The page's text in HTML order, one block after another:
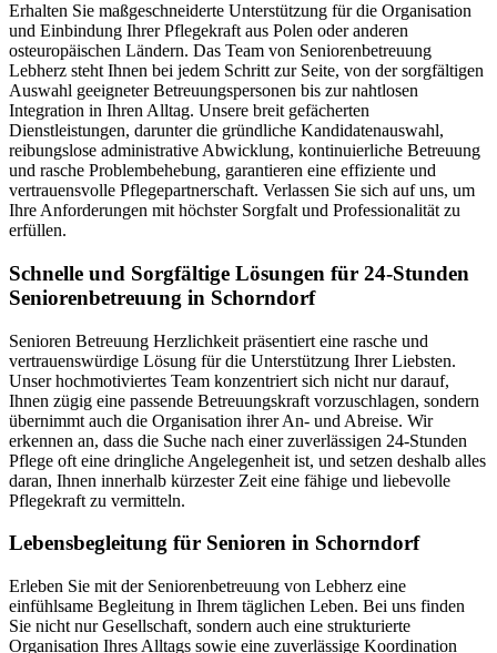
Erhalten Sie maßgeschneiderte Unterstützung für die Organisation
und Einbindung Ihrer Pflegekraft aus Polen oder anderen
osteuropäischen Ländern. Das Team von Seniorenbetreuung
Lebherz steht Ihnen bei jedem Schritt zur Seite, von der sorgfältigen
Auswahl geeigneter Betreuungspersonen bis zur nahtlosen
Integration in Ihren Alltag. Unsere breit gefächerten
Dienstleistungen, darunter die gründliche Kandidatenauswahl,
reibungslose administrative Abwicklung, kontinuierliche Betreuung
und rasche Problembehebung, garantieren eine effiziente und
vertrauensvolle Pflegepartnerschaft. Verlassen Sie sich auf uns, um
Ihre Anforderungen mit höchster Sorgfalt und Professionalität zu
erfüllen.
Schnelle und Sorgfältige Lösungen für 24-Stunden
Seniorenbetreuung in Schorndorf
Senioren Betreuung Herzlichkeit präsentiert eine rasche und
vertrauenswürdige Lösung für die Unterstützung Ihrer Liebsten.
Unser hochmotiviertes Team konzentriert sich nicht nur darauf,
Ihnen zügig eine passende Betreuungskraft vorzuschlagen, sondern
übernimmt auch die Organisation ihrer An- und Abreise. Wir
erkennen an, dass die Suche nach einer zuverlässigen 24-Stunden
Pflege oft eine dringliche Angelegenheit ist, und setzen deshalb alles
daran, Ihnen innerhalb kürzester Zeit eine fähige und liebevolle
Pflegekraft zu vermitteln.
Lebensbegleitung für Senioren in Schorndorf
Erleben Sie mit der Seniorenbetreuung von Lebherz eine
einfühlsame Begleitung in Ihrem täglichen Leben. Bei uns finden
Sie nicht nur Gesellschaft, sondern auch eine strukturierte
Organisation Ihres Alltags sowie eine zuverlässige Koordination